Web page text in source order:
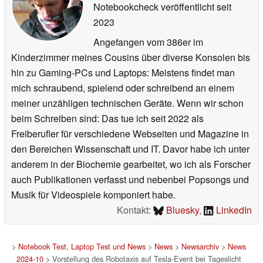
Notebookcheck veröffentlichtseit
2023
Angefangen vom 386er im
Kinderzimmer meines Cousins über diverse Konsolen bis
hin zu Gaming-PCs und Laptops: Meistens findet man
mich schraubend, spielend oder schreibend an einem
meiner unzähligen technischen Geräte. Wenn wir schon
beim Schreiben sind: Das tue ich seit 2022 als
Freiberufler für verschiedene Webseiten und Magazine in
den Bereichen Wissenschaft und IT. Davor habe ich unter
anderem in der Biochemie gearbeitet, wo ich als Forscher
auch Publikationen verfasst und nebenbei Popsongs und
Musik für Videospiele komponiert habe.
Kontakt:
Bluesky, LinkedIn
> Notebook Test, Laptop Test und News> News> Newsarchiv> News
2024-10> Vorstellung des Robotaxis auf Tesla-Event bei Tageslicht